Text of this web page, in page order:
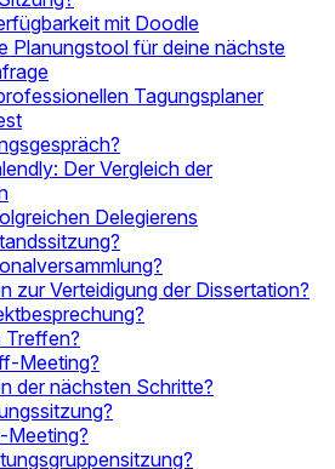
mit Doodle
Planungstool für deine nächste
Tagungsplaner
Der Vergleich der
Delegierens
zur Verteidigung der Dissertation?
Treffen?
Meeting?
der nächsten Schritte?
Meeting?